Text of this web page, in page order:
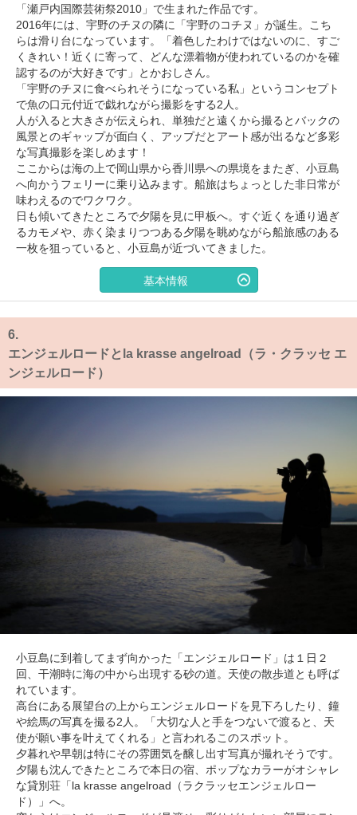
「瀬戸内国際芸術祭2010」で生まれた作品です。
2016年には、宇野のチヌの隣に「宇野のコチヌ」が誕生。こち
らは滑り台になっています。「着色したわけではないのに、すご
くきれい！近くに寄って、どんな漂着物が使われているのかを確
認するのが大好きです」とかおしさん。
「宇野のチヌに食べられそうになっている私」というコンセプト
で魚の口元付近で戯れながら撮影をする2人。
人が入ると大きさが伝えられ、単独だと遠くから撮るとバックの
風景とのギャップが面白く、アップだとアート感が出るなど多彩
な写真撮影を楽しめます！
ここからは海の上で岡山県から香川県への県境をまたぎ、小豆島
へ向かうフェリーに乗り込みます。船旅はちょっとした非日常が
味わえるのでワクワク。
日も傾いてきたところで夕陽を見に甲板へ。すぐ近くを通り過ぎ
るカモメや、赤く染まりつつある夕陽を眺めながら船旅感のある
一枚を狙っていると、小豆島が近づいてきました。
基本情報
6.
エンジェルロードとla krasse angelroad（ラ・クラッセ エ
ンジェルロード）
小豆島に到着してまず向かった「エンジェルロード」は１日２
回、干潮時に海の中から出現する砂の道。天使の散歩道とも呼ば
れています。
高台にある展望台の上からエンジェルロードを見下ろしたり、鐘
や絵馬の写真を撮る2人。「大切な人と手をつないで渡ると、天
使が願い事を叶えてくれる」と言われるこのスポット。
夕暮れや早朝は特にその雰囲気を醸し出す写真が撮れそうです。
夕陽も沈んできたところで本日の宿、ポップなカラーがオシャレ
な貸別荘「la krasse angelroad（ラクラッセエンジェルロー
ド）」へ。